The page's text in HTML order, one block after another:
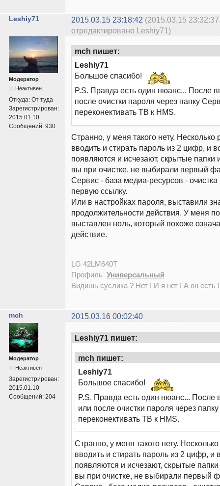
Leshiy71 2015.03.15 23:18:42 (2015.03.15 23:32:37
отредактировано Leshiy71)
Модератор
Неактивен
Откуда: От туда
Зарегистрирован:
2015.01.10
Сообщений: 930
mch пишет:
Leshiy71
Большое спасибо!
P.S. Правда есть один нюанс... После
после очистки пароля через папку
переконективать ТВ к HMS.
Странно, у меня такого нету. Несколько
вводить и стирать пароль из 2 цифр, и
появляются и исчезают, скрытые папки
вы при очистке, не выбирали первый
Сервис - база медиа-ресурсов -
первую ссылку.
Или в настройках пароля, выставили
продолжительности действия. У меня
выставлен ноль, который похоже
действие.
LG 42LM640T
Профиль Универсальный
Видишь суслика ? Нет ! И я нет ! А он есть
mch 2015.03.16 00:02:40
Модератор
Неактивен
Зарегистрирован:
2015.01.10
Сообщений: 204
Leshiy71 пишет:
mch пишет:
Leshiy71
Большое спасибо!
P.S. Правда есть один нюанс... После
или после очистки пароля через
переконективать ТВ к HMS.
Странно, у меня такого нету.
вводить и стирать пароль из 2 цифр, и
появляются и исчезают, скрытые
вы при очистке, не выбирали первый